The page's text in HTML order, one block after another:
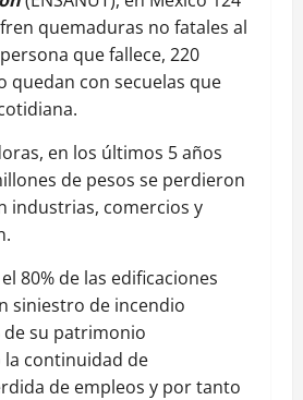
quemaduras no fatales al
que fallece, 220
quedan con secuelas que
en los últimos 5 años
de pesos se perdieron
industrias, comercios y
80% de las edificaciones
siniestro de incendio
de su patrimonio
continuidad de
de empleos y por tanto